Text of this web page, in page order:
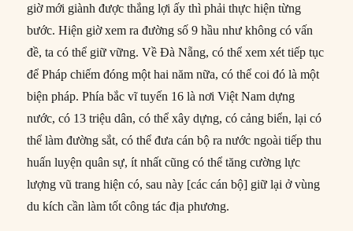
giờ mới giành được thắng lợi ấy thì phải thực hiện từng
bước. Hiện giờ xem ra đường số 9 hầu như không có vấn
đề, ta có thể giữ vững. Về Đà Nẵng, có thể xem xét tiếp tục
để Pháp chiếm đóng một hai năm nữa, có thể coi đó là một
biện pháp. Phía bắc vĩ tuyến 16 là nơi Việt Nam dựng
nước, có 13 triệu dân, có thể xây dựng, có cảng biển, lại có
thể làm đường sắt, có thể đưa cán bộ ra nước ngoài tiếp thu
huấn luyện quân sự, ít nhất cũng có thể tăng cường lực
lượng vũ trang hiện có, sau này [các cán bộ] giữ lại ở vùng
du kích cần làm tốt công tác địa phương.